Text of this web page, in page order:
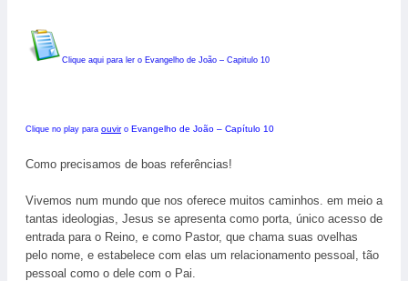
Clique aqui para ler o Evangelho de João – Capitulo 10
Clique no play para ouviro Evangelho de João – Capítulo 10
Como precisamos de boas referências!
Vivemos num mundo que nos oferece muitos caminhos. em meio a
tantas ideologias, Jesus se apresenta como porta, único acesso de
entrada para o Reino, e como Pastor, que chama suas ovelhas
pelo nome, e estabelece com elas um relacionamento pessoal, tão
pessoal como o dele com o Pai.